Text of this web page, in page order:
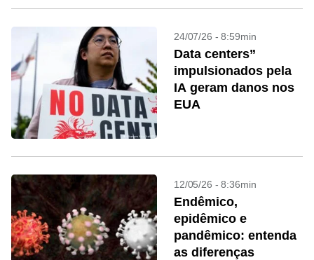
24/07/26 - 8:59min
Data centers”
impulsionados pela
IA geram danos nos
EUA
12/05/26 - 8:36min
Endêmico,
epidêmico e
pandêmico: entenda
as diferenças